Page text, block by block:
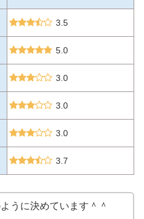
3.5
5.0
3.0
3.0
3.0
3.7
うに決めています＾＾